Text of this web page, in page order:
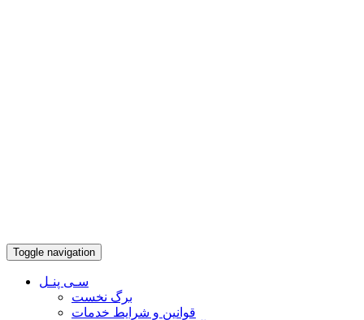
Toggle navigation
سـی پنـل
برگ نخست
قوانین و شرایط خدمات